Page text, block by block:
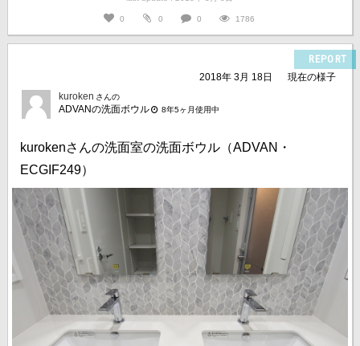
0 0 0 1786
REPORT
2018年 3月 18日
現在の様子
kuroken さんの
ADVANの洗面ボウル 8年5ヶ月使用中
kurokenさんの洗面室の洗面ボウル（ADVAN・
ECGIF249）